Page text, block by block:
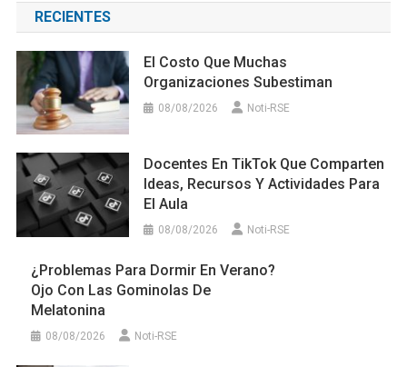
RECIENTES
El Costo Que Muchas
Organizaciones Subestiman
08/08/2026 Noti-RSE
Docentes En TikTok Que Comparten
Ideas, Recursos Y Actividades Para
El Aula
08/08/2026 Noti-RSE
¿Problemas Para Dormir En Verano?
Ojo Con Las Gominolas De
Melatonina
08/08/2026 Noti-RSE